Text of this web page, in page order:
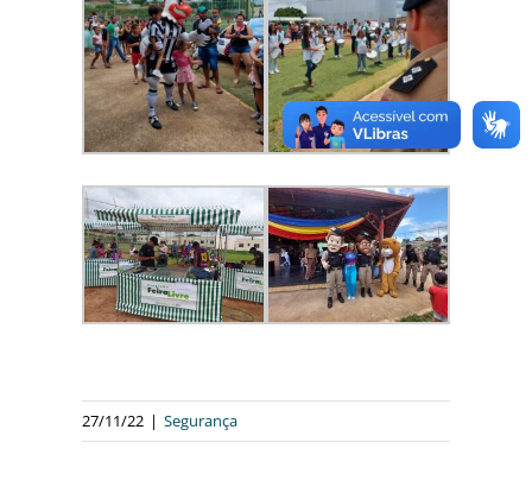
27/11/22 | Segurança